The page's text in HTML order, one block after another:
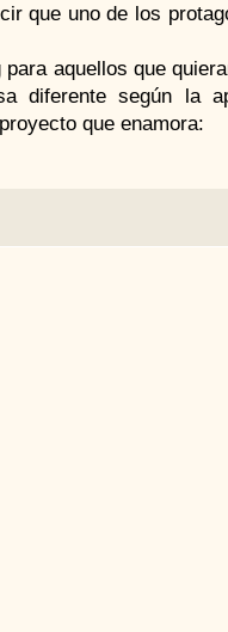
que uno de los
aquellos que
diferente según la
que enamora: